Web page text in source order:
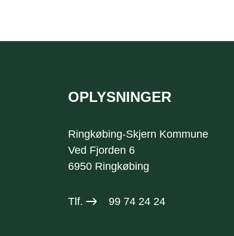
OPLYSNINGER
Ringkøbing-Skjern Kommune
Ved Fjorden 6
6950 Ringkøbing
Tlf. 99 74 24 24